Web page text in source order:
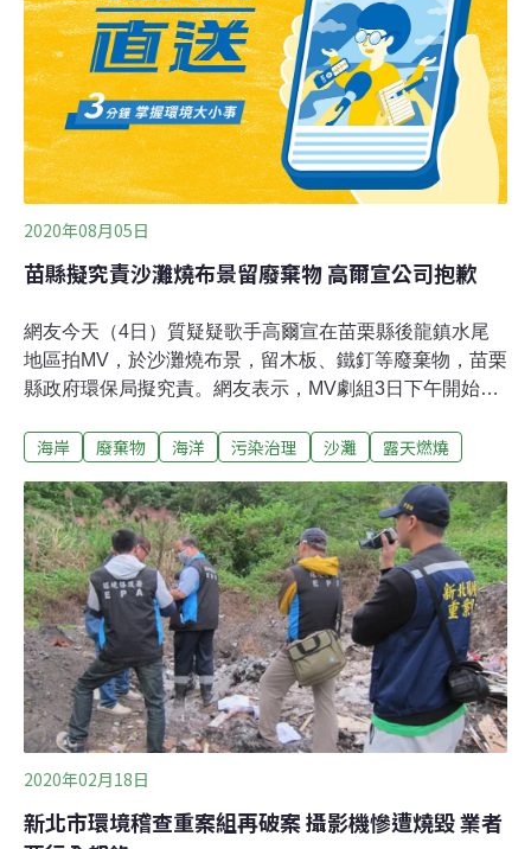
燈、地方廣播向民眾宣導空品不良採取防護。環保局長張
根穆指出，除開發空品智慧城市通報系統，更利用AI空氣
污染潛勢熱區分析技術於工業區、縣市交界處、屢遭陳情
及一般社區的空氣品質感測器300台監控，為方便因地制
宜管制，針對農業縣普遍存在露天燃燒問題，裝設24處制
高點機控攝影機監控。
2020年08月05日
苗縣擬究責沙灘燒布景留廢棄物 高爾宣公司抱歉
網友今天（4日）質疑疑歌手高爾宣在苗栗縣後龍鎮水尾
地區拍MV，於沙灘燒布景，留木板、鐵釘等廢棄物，苗栗
縣政府環保局擬究責。網友表示，MV劇組3日下午開始錄
退潮時分，有許多民眾和釣客前往水尾地區休憩，但劇組
說，依法除非有消防演練、感染疫情的動植物病體或天災
人禍時主管機關下達可燃燒行為等，否則禁止任意露天燃
燒，違者罰新台幣1200元以上、10萬元以下罰鍰。環保局
已派稽查人員到場，試圖尋找行為人清除廢棄物並開罰。
高爾宣所屬經紀公司史科特音樂股份有限公司告訴中央社
記者，拍攝前有向鎮公所申請，現場有水車、滅火器等確
保消防安全，清潔部分則是聯絡鎮公所清潔隊。因海風影
響，火勢比預估大，如果違反空氣污染防制法，一定負責
到底；當天拍攝結束是晚上，可能因視線不佳而遺漏廢棄
物，已回現場處理。
海岸 廢棄物 海洋 污染治理 沙灘 露天燃燒
2020年02月18日
新北市環境稽查重案組再破案 攝影機慘遭燒毀 業者